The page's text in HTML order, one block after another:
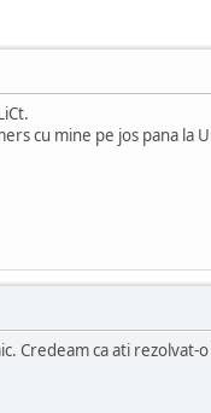
cu mine pe jos pana la
Credeam ca ati rezolvat-